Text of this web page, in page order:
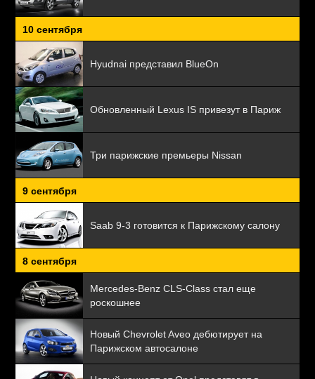
10 сентября
Hyudnai представил BlueOn
Обновленный Lexus IS привезут в Париж
Три парижские премьеры Nissan
9 сентября
Saab 9-3 готовится к Парижскому салону
8 сентября
Mercedes-Benz CLS-Class стал еще
роскошнее
Новый Chevrolet Aveo дебютирует на
Парижском автосалоне